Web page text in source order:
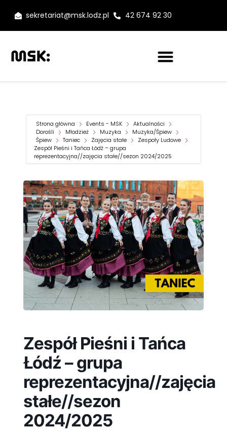
sekretariat@msk.lodz.pl 42 674 92 30
Strona główna Events - MSK
Aktualności
Dorośli
Młodzież Muzyka
Muzyka/Śpiew
Śpiew
Taniec Zajęcia stałe
Zespoły Ludowe
Zespół Pieśni i Tańca Łódź – grupa
reprezentacyjna//zajęcia stałe//sezon 2024/2025
Zespół Pieśni i Tańca
Łódź – grupa
reprezentacyjna//zajęcia
stałe//sezon
2024/2025